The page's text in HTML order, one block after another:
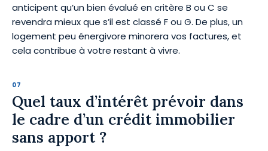
anticipent qu’un bien évalué en critère B ou C se
revendra mieux que s’il est classé F ou G. De plus, un
logement peu énergivore minorera vos factures, et
cela contribue à votre restant à vivre.
Quel taux d’intérêt prévoir dans
le cadre d’un crédit immobilier
sans apport ?